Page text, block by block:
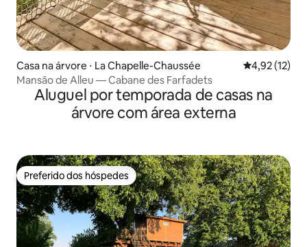
Casa na árvore ⋅ La Chapelle-Chaussée 4,92 de uma
4,92 (12)
Mansão de Alleu — Cabane des Farfadets
Aluguel por temporada de casas na
árvore com área externa
Preferido dos hóspedes
Preferido dos hóspedes